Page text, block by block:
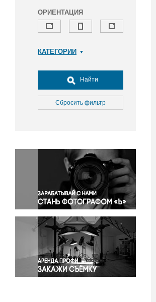
ОРИЕНТАЦИЯ
КАТЕГОРИИ
Досуг, туризм и отдых
Культура
Медицина
Окружающая среда
Политика
Правосудие
Происшествия и конфликты
Религия
Светская жизнь
Спорт
Экология
Экономика и бизнес
Найти
Сбросить фильтр